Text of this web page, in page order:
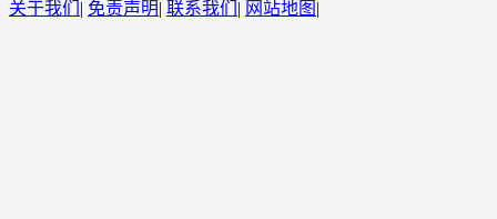
关于我们
免责声明 联系我们 网站地图